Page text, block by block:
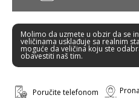
Molimo da uzmete u obzir da se
veličinama usklađuje sa realnim
moguće da veličina koju ste
obavestiti naš tim.
Poručite telefonom